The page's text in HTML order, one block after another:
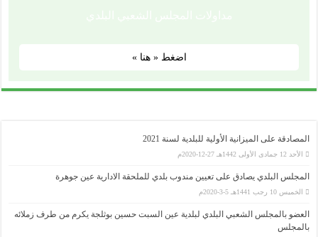
اضغط « هنا »
المصادقة على الميزانية الأولية للبلدية لسنة 2021
الأحد 12 جمادى الأولى 1442هـ 27-12-2020م
المجلس البلدي يصادق على تعيين مندوب بلدي للملحقة الادارية عين جوهرة
الخميس 10 رجب 1441هـ 5-3-2020م
العضو بالمجلس الشعبي البلدي لبلدية عين السبت حسين بوثلجة يكرم من طرف زملائه
بالمجلس